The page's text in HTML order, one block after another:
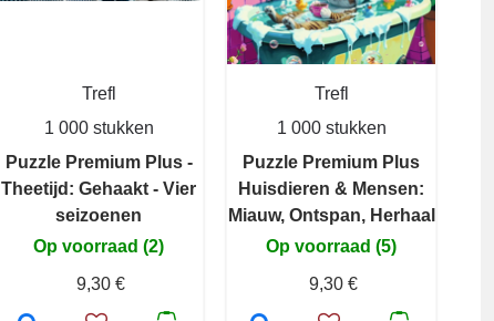
Trefl
1 000 stukken
Puzzle Premium Plus -
Theetijd: Gehaakt - Vier
seizoenen
Op voorraad (2)
9,30 €
Trefl
1 000 stukken
Puzzle Premium Plus
Huisdieren & Mensen:
Miauw, Ontspan, Herhaal
Op voorraad (5)
9,30 €